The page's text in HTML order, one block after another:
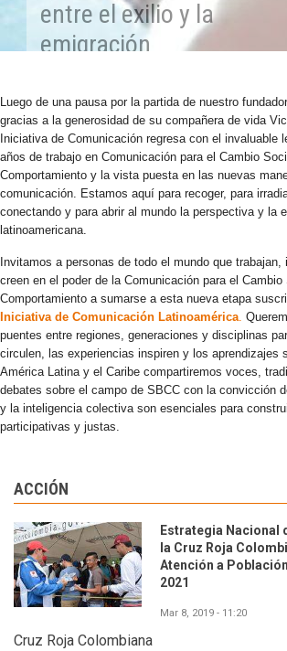
Luego de una pausa por la partida de nuestro
gracias a la generosidad de su compañera de vida
Iniciativa de Comunicación regresa con el invaluable
años de trabajo en Comunicación para el Cambio
Comportamiento y la vista puesta en las nuevas
comunicación. Estamos aquí para recoger, para
conectando y para abrir al mundo la perspectiva y la
latinoamericana.
Invitamos a personas de todo el mundo que
creen en el poder de la Comunicación para el
Comportamiento a sumarse a esta nueva etapa
Iniciativa de Comunicación Latinoamérica.
puentes entre regiones, generaciones y disciplinas
circulen, las experiencias inspiren y los aprendizajes
América Latina y el Caribe compartiremos voces,
debates sobre el campo de SBCC con la convicción
y la inteligencia colectiva son esenciales para
participativas y justas.
ACCIÓN
Estrategia Nacional
la Cruz Roja
Atención a
2021
Mar 8, 2019 - 11:20
Cruz Roja Colombiana